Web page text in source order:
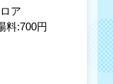
ア
料:700円